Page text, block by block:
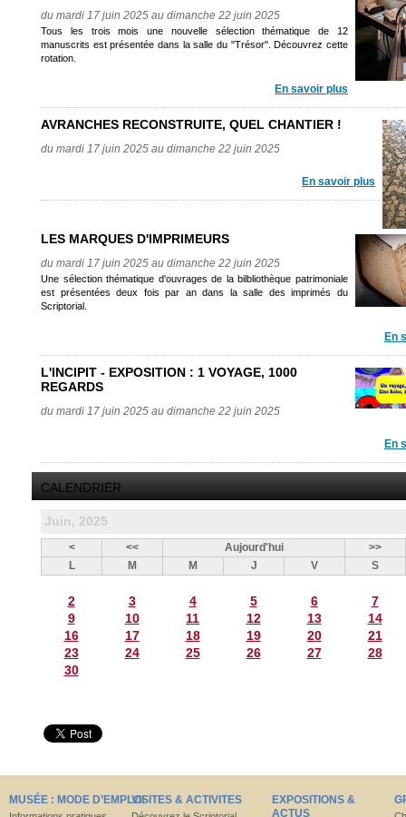
du mardi 17 juin 2025 au dimanche 22 juin 2025
Tous les trois mois une nouvelle sélection thématique de 12
manuscrits est présentée dans la salle du "Trésor". Découvrez cette
rotation.
En savoir plus
AVRANCHES RECONSTRUITE, QUEL CHANTIER !
du mardi 17 juin 2025 au dimanche 22 juin 2025
En savoir plus
LES MARQUES D'IMPRIMEURS
du mardi 17 juin 2025 au dimanche 22 juin 2025
Une sélection thématique d'ouvrages de la bilbliothèque patrimoniale
est présentées deux fois par an dans la salle des imprimés du
Scriptorial.
En
L'INCIPIT - EXPOSITION : 1 VOYAGE, 1000
REGARDS
du mardi 17 juin 2025 au dimanche 22 juin 2025
En
CALENDRIER
Juin, 2025
< << Aujourd'hui
>>
L
M M J V S
2 3 4 5 6
7
9
10 11 12 13
14
16
17 18 19 20
21
23
24 25 26 27
28
30
MUSÉE : MODE D’EMPLOIVISITES & ACTIVITES
EXPOSITIONS &
ACTUS